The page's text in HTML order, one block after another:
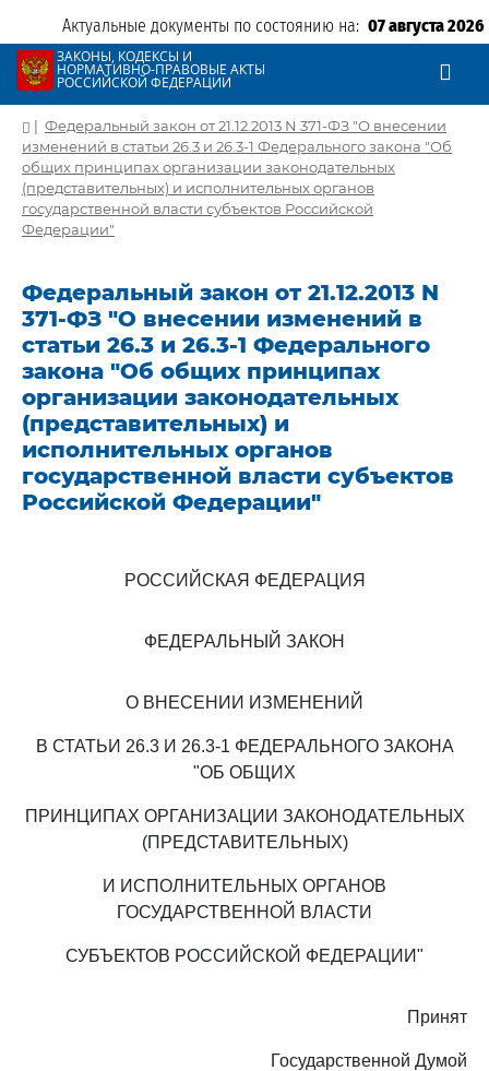
Актуальные документы по состоянию на: 07 августа 2026
ЗАКОНЫ, КОДЕКСЫ И
НОРМАТИВНО-ПРАВОВЫЕ АКТЫ
РОССИЙСКОЙ ФЕДЕРАЦИИ
| Федеральный закон от 21.12.2013 N 371-ФЗ "О внесении
изменений в статьи 26.3 и 26.3-1 Федерального закона "Об
общих принципах организации законодательных
(представительных) и исполнительных органов
государственной власти субъектов Российской
Федерации"
Федеральный закон от 21.12.2013 N
371-ФЗ "О внесении изменений в
статьи 26.3 и 26.3-1 Федерального
закона "Об общих принципах
организации законодательных
(представительных) и
исполнительных органов
государственной власти субъектов
Российской Федерации"
РОССИЙСКАЯ ФЕДЕРАЦИЯ
ФЕДЕРАЛЬНЫЙ ЗАКОН
О ВНЕСЕНИИ ИЗМЕНЕНИЙ
В СТАТЬИ 26.3 И 26.3-1 ФЕДЕРАЛЬНОГО ЗАКОНА
"ОБ ОБЩИХ
ПРИНЦИПАХ ОРГАНИЗАЦИИ ЗАКОНОДАТЕЛЬНЫХ
(ПРЕДСТАВИТЕЛЬНЫХ)
И ИСПОЛНИТЕЛЬНЫХ ОРГАНОВ
ГОСУДАРСТВЕННОЙ ВЛАСТИ
СУБЪЕКТОВ РОССИЙСКОЙ ФЕДЕРАЦИИ"
Принят
Государственной Думой